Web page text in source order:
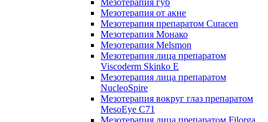
Мезотерапия губ
Мезотерапия от акне
Мезотерапия препаратом Curacen
Мезотерапия Монако
Мезотерапия Melsmon
Мезотерапия лица препаратом
Viscoderm Skinko E
Мезотерапия лица препаратом
NucleoSpire
Мезотерапия вокруг глаз препаратом
MesoEye С71
Мезотерапия лица препаратом Filorga